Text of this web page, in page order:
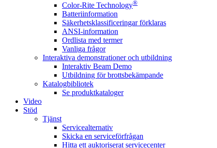
Color-Rite Technology®
Batteriinformation
Säkerhetsklassificeringar förklaras
ANSI-information
Ordlista med termer
Vanliga frågor
Interaktiva demonstrationer och utbildning
Interaktiv Beam Demo
Utbildning för brottsbekämpande
Katalogbibliotek
Se produktkataloger
Video
Stöd
Tjänst
Servicealternativ
Skicka en serviceförfrågan
Hitta ett auktoriserat servicecenter